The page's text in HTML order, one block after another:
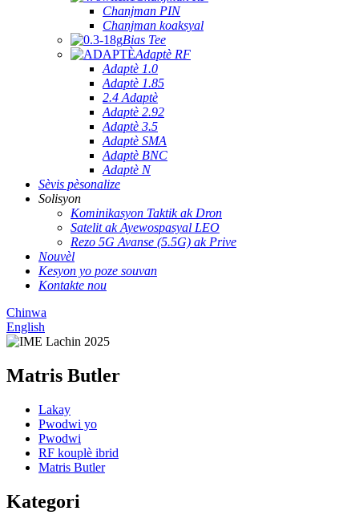
Chanjman PIN
Chanjman koaksyal
Bias Tee
Adaptè RF
Adaptè 1.0
Adaptè 1.85
2.4 Adaptè
Adaptè 2.92
Adaptè 3.5
Adaptè SMA
Adaptè BNC
Adaptè N
Sèvis pèsonalize
Solisyon
Kominikasyon Taktik ak Dron
Satelit ak Ayewospasyal LEO
Rezo 5G Avanse (5.5G) ak Prive
Nouvèl
Kesyon yo poze souvan
Kontakte nou
Chinwa
English
Matris Butler
Lakay
Pwodwi yo
Pwodwi
RF kouplè ibrid
Matris Butler
Kategori